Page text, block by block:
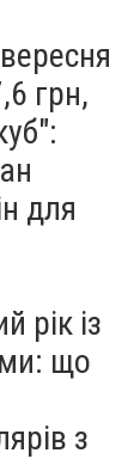
грн,
для
рік із
що
з